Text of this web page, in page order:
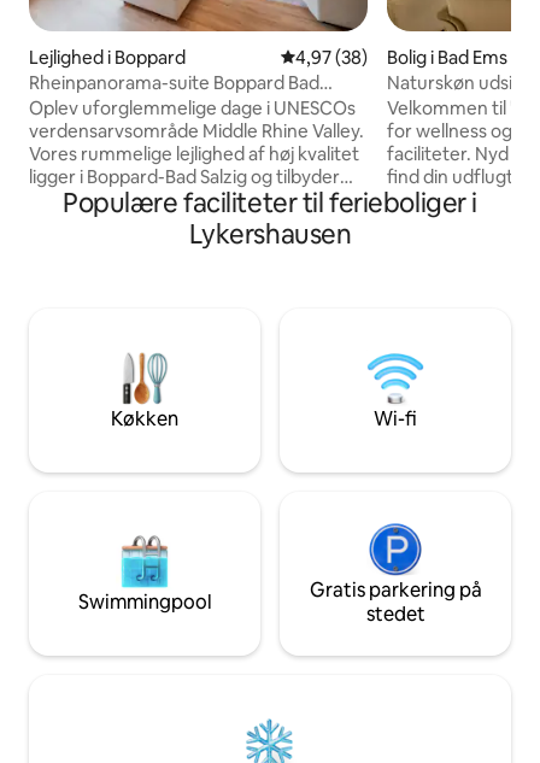
Lejlighed i Boppard 4,97 ud af 5 i gennemsnitlig
4,97 (38)
Rheinpanorama-suite Boppard Bad
Salzig am Rhein
Oplev uforglemmelige dage i UNESCOs
verdensarvsområde Middle Rhine Valley.
Vores rummelige lejlighed af høj kvalitet
ligger i Boppard-Bad Salzig og tilbyder
dig en direkte, uhindret udsigt over
Rhinen – det absolutte højdepunkt ved
udgangspunkt for udflugter – 2
soveværelser med kingsize-
dobbeltsenge + sovesofa
Bolig i Bad Ems
Naturskøn udsigt,
fitnesscenter
Velkommen til
for wellness og
faciliteter. Nyd
find din udflugt til
af i vores officielt
stjernede
Nintendo Switch,
bordfodbold,
Populære faciliteter til ferieboliger i
Lykershausen
Køkken Wi-fi
Swimmingpool
Gratis parkering på
stedet